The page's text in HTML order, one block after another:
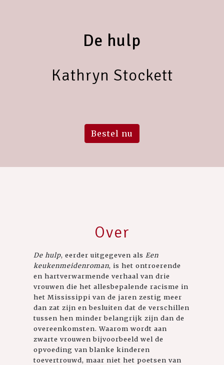
De hulp
Kathryn Stockett
Bestel nu
Over
De hulp, eerder uitgegeven alsEen
keukenmeidenroman, is het ontroerende
en hartverwarmende verhaal van drie
vrouwen die het allesbepalende racisme in
het Mississippi van de jaren zestig meer
dan zat zijn en besluiten dat de verschillen
tussen hen minder belangrijk zijn dan de
overeenkomsten. Waarom wordt aan
zwarte vrouwen bijvoorbeeld wel de
opvoeding van blanke kinderen
toevertrouwd, maar niet het poetsen van